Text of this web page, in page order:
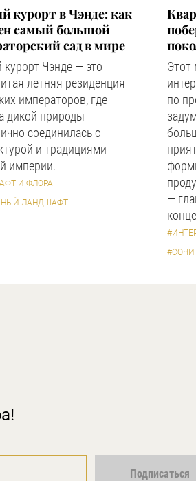
курорт в Чэнде: как
самый большой
сад в мире
курорт Чэнде — это
летняя резиденция
императоров, где
дикой природы
соединилась с
и традициями
империи.
И ФЛОРА
ЛАНДШАФТ
Этот
по
—
#СОЧИ
Подписаться